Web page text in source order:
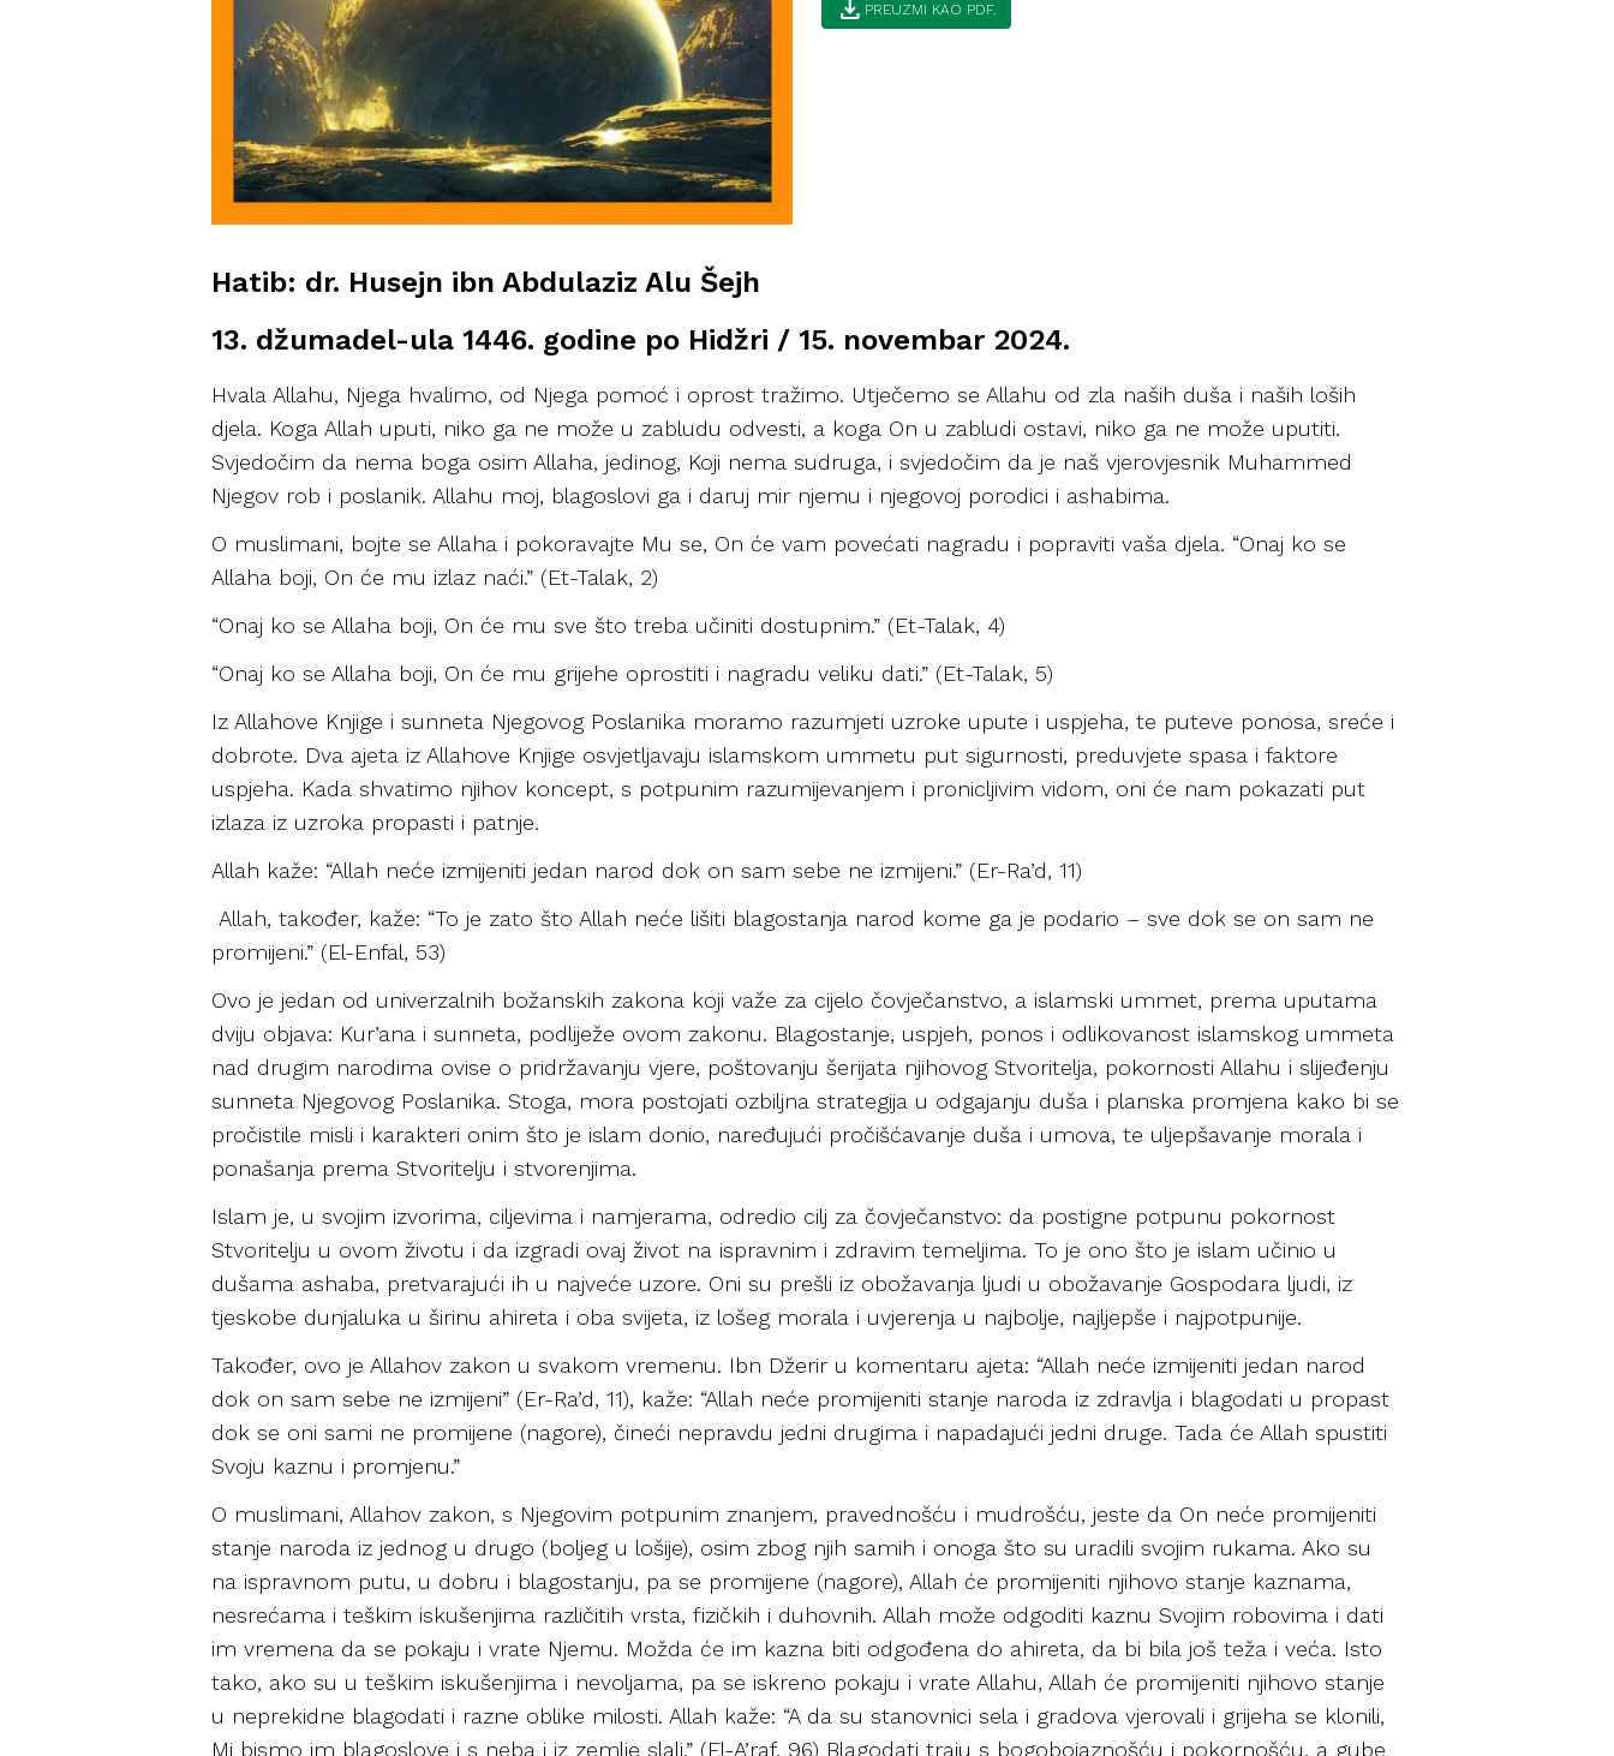
download PREUZMI KAO PDF.
Hatib: dr. Husejn ibn Abdulaziz Alu Šejh
13. džumadel-ula 1446. godine po Hidžri / 15. novembar 2024.
Hvala Allahu, Njega hvalimo, od Njega pomoć i oprost tražimo. Utječemo se Allahu od zla naših duša i naših loših
djela. Koga Allah uputi, niko ga ne može u zabludu odvesti, a koga On u zabludi ostavi, niko ga ne može uputiti.
Svjedočim da nema boga osim Allaha, jedinog, Koji nema sudruga, i svjedočim da je naš vjerovjesnik Muhammed
Njegov rob i poslanik. Allahu moj, blagoslovi ga i daruj mir njemu i njegovoj porodici i ashabima.
O muslimani, bojte se Allaha i pokoravajte Mu se, On će vam povećati nagradu i popraviti vaša djela. “Onaj ko se
Allaha boji, On će mu izlaz naći.” (Et-Talak, 2)
“Onaj ko se Allaha boji, On će mu sve što treba učiniti dostupnim.” (Et-Talak, 4)
“Onaj ko se Allaha boji, On će mu grijehe oprostiti i nagradu veliku dati.” (Et-Talak, 5)
Iz Allahove Knjige i sunneta Njegovog Poslanika moramo razumjeti uzroke upute i uspjeha, te puteve ponosa, sreće i
dobrote. Dva ajeta iz Allahove Knjige osvjetljavaju islamskom ummetu put sigurnosti, preduvjete spasa i faktore
uspjeha. Kada shvatimo njihov koncept, s potpunim razumijevanjem i pronicljivim vidom, oni će nam pokazati put
izlaza iz uzroka propasti i patnje.
Allah kaže: “Allah neće izmijeniti jedan narod dok on sam sebe ne izmijeni.” (Er-Ra’d, 11)
Allah, također, kaže: “To je zato što Allah neće lišiti blagostanja narod kome ga je podario – sve dok se on sam ne
promijeni.” (El-Enfal, 53)
Ovo je jedan od univerzalnih božanskih zakona koji važe za cijelo čovječanstvo, a islamski ummet, prema uputama
dviju objava: Kur’ana i sunneta, podliježe ovom zakonu. Blagostanje, uspjeh, ponos i odlikovanost islamskog ummeta
nad drugim narodima ovise o pridržavanju vjere, poštovanju šerijata njihovog Stvoritelja, pokornosti Allahu i slijeđenju
sunneta Njegovog Poslanika. Stoga, mora postojati ozbiljna strategija u odgajanju duša i planska promjena kako bi se
pročistile misli i karakteri onim što je islam donio, naređujući pročišćavanje duša i umova, te uljepšavanje morala i
ponašanja prema Stvoritelju i stvorenjima.
Islam je, u svojim izvorima, ciljevima i namjerama, odredio cilj za čovječanstvo: da postigne potpunu pokornost
Stvoritelju u ovom životu i da izgradi ovaj život na ispravnim i zdravim temeljima. To je ono što je islam učinio u
dušama ashaba, pretvarajući ih u najveće uzore. Oni su prešli iz obožavanja ljudi u obožavanje Gospodara ljudi, iz
tjeskobe dunjaluka u širinu ahireta i oba svijeta, iz lošeg morala i uvjerenja u najbolje, najljepše i najpotpunije.
Također, ovo je Allahov zakon u svakom vremenu. Ibn Džerir u komentaru ajeta: “Allah neće izmijeniti jedan narod
dok on sam sebe ne izmijeni” (Er-Ra’d, 11), kaže: “Allah neće promijeniti stanje naroda iz zdravlja i blagodati u propast
dok se oni sami ne promijene (nagore), čineći nepravdu jedni drugima i napadajući jedni druge. Tada će Allah spustiti
Svoju kaznu i promjenu.”
O muslimani, Allahov zakon, s Njegovim potpunim znanjem, pravednošću i mudrošću, jeste da On neće promijeniti
stanje naroda iz jednog u drugo (boljeg u lošije), osim zbog njih samih i onoga što su uradili svojim rukama. Ako su
na ispravnom putu, u dobru i blagostanju, pa se promijene (nagore), Allah će promijeniti njihovo stanje kaznama,
nesrećama i teškim iskušenjima različitih vrsta, fizičkih i duhovnih. Allah može odgoditi kaznu Svojim robovima i dati
im vremena da se pokaju i vrate Njemu. Možda će im kazna biti odgođena do ahireta, da bi bila još teža i veća. Isto
tako, ako su u teškim iskušenjima i nevoljama, pa se iskreno pokaju i vrate Allahu, Allah će promijeniti njihovo stanje
u neprekidne blagodati i razne oblike milosti. Allah kaže: “A da su stanovnici sela i gradova vjerovali i grijeha se klonili,
Mi bismo im blagoslove i s neba i iz zemlje slali.” (El-A’raf, 96) Blagodati traju s bogobojaznošću i pokornošću, a gube